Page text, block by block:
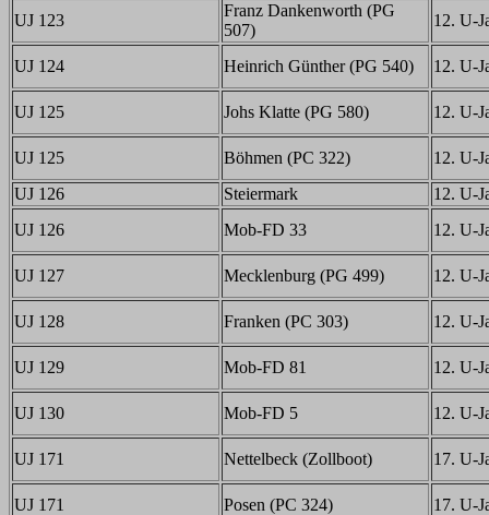
UJ 123
Franz Dankenworth (PG
507)
12. U-
UJ 124 Heinrich Günther (PG 540) 12. U-
UJ 125 Johs Klatte (PG 580) 12. U-
UJ 125 Böhmen (PC 322)
12. U-
UJ 126
Steiermark
12. U-
UJ 126
Mob-FD 33 12. U-
UJ 127 Mecklenburg (PG 499) 12. U-
UJ 128 Franken (PC 303) 12. U-
UJ 129 Mob-FD 81 12. U-
UJ 130 Mob-FD 5 12. U-
UJ 171 Nettelbeck (Zollboot) 17. U-
UJ 171 Posen (PC 324)
17. U-